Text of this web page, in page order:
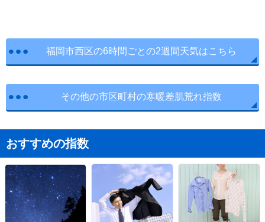
福岡市西区の6時間ごとの2週間天気はこちら
その他の市区町村の寒暖差肌荒れ指数
おすすめの指数